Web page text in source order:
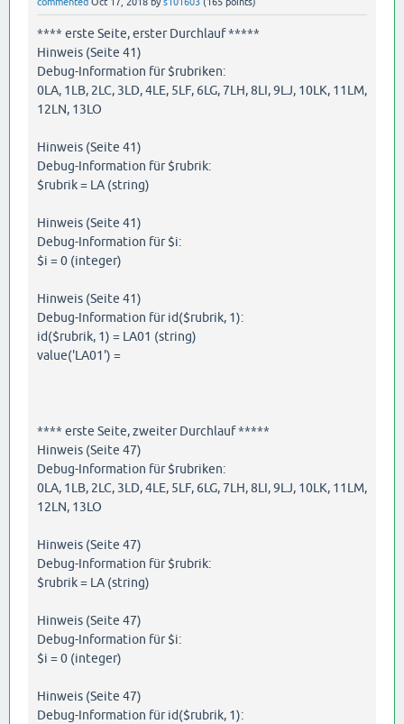
**** erste Seite, erster Durchlauf *****
Hinweis (Seite 41)
Debug-Information für $rubriken:
0LA, 1LB, 2LC, 3LD, 4LE, 5LF, 6LG, 7LH, 8LI, 9LJ, 10LK, 11LM,
12LN, 13LO
Hinweis (Seite 41)
Debug-Information für $rubrik:
$rubrik = LA (string)
Hinweis (Seite 41)
Debug-Information für $i:
$i = 0 (integer)
Hinweis (Seite 41)
Debug-Information für id($rubrik, 1):
id($rubrik, 1) = LA01 (string)
value('LA01') =
**** erste Seite, zweiter Durchlauf *****
Hinweis (Seite 47)
Debug-Information für $rubriken:
0LA, 1LB, 2LC, 3LD, 4LE, 5LF, 6LG, 7LH, 8LI, 9LJ, 10LK, 11LM,
12LN, 13LO
Hinweis (Seite 47)
Debug-Information für $rubrik:
$rubrik = LA (string)
Hinweis (Seite 47)
Debug-Information für $i:
$i = 0 (integer)
Hinweis (Seite 47)
Debug-Information für id($rubrik, 1):